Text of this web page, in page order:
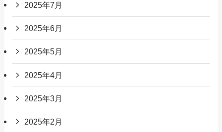
2025年7月
2025年6月
2025年5月
2025年4月
2025年3月
2025年2月